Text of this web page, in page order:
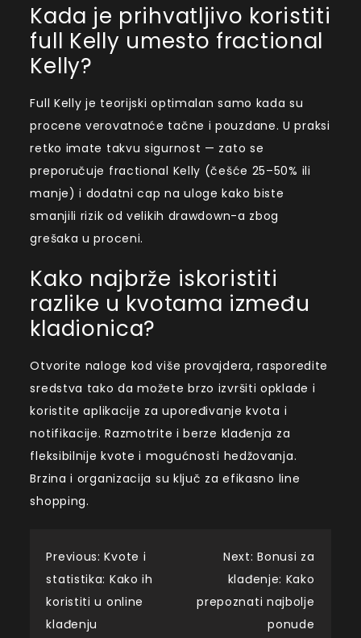
Kada je prihvatljivo koristiti
full Kelly umesto fractional
Kelly?
Full Kelly je teorijski optimalan samo kada su
procene verovatnoće tačne i pouzdane. U praksi
retko imate takvu sigurnost — zato se
preporučuje fractional Kelly (češće 25–50% ili
manje) i dodatni cap na uloge kako biste
smanjili rizik od velikih drawdown-a zbog
grešaka u proceni.
Kako najbrže iskoristiti
razlike u kvotama između
kladionica?
Otvorite naloge kod više provajdera, rasporedite
sredstva tako da možete brzo izvršiti opklade i
koristite aplikacije za upoređivanje kvota i
notifikacije. Razmotrite i berze klađenja za
fleksibilnije kvote i mogućnosti hedžovanja.
Brzina i organizacija su ključ za efikasno line
shopping.
Post
navigation
Previous: Kvote i
statistika: Kako ih
koristiti u online
klađenju
Next: Bonusi za
klađenje: Kako
prepoznati najbolje
ponude